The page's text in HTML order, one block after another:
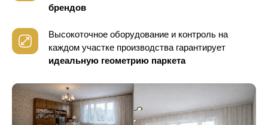
брендов
Высокоточное оборудование и контроль на
каждом участке производства гарантирует
идеальную геометрию паркета